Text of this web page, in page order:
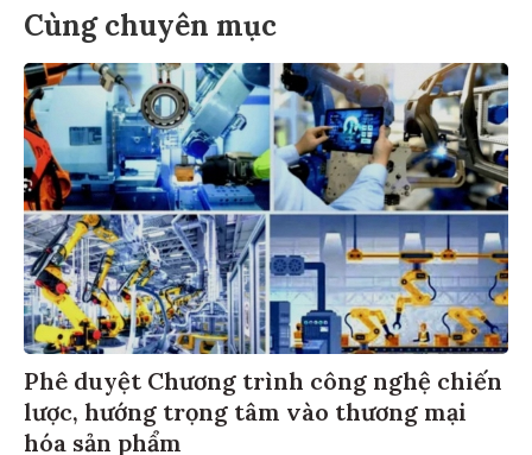
Cùng chuyên mục
Phê duyệt Chương trình công nghệ chiến
lược, hướng trọng tâm vào thương mại
hóa sản phẩm